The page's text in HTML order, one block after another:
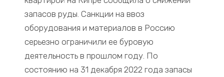
запасов руды. Санкции на ввоз
оборудования и материалов в Россию
серьезно ограничили ее буровую
деятельность в прошлом году. По
состоянию на 31 декабря 2022 года запасы